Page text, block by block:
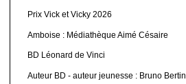
Prix Vick et Vicky 2026
Amboise : Médiathèque Aimé Césaire
BD Léonard de Vinci
Auteur BD - auteur jeunesse : Bruno Bertin